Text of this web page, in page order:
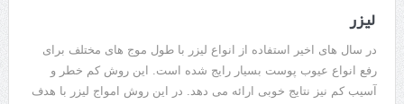
لیزر
در سال های اخیر استفاده از انواع لیزر با طول موج های مختلف برای
رفع انواع عیوب پوست بسیار رایج شده است. این روش کم خطر و
آسیب کم نیز نتایج خوبی ارائه می دهد. در این روش امواج لیزر با هدف